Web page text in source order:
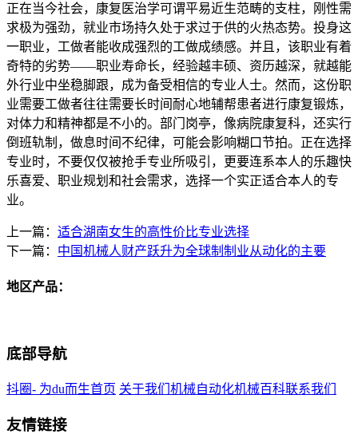
正在当今社会，康复医治学可谓平易近生范畴的支柱，刚性需
求极为强劲，就业市场持久处于求过于供的火热态势。投身这
一职业，工做者能收成强烈的工做成绩感。并且，该职业有着
奇特的劣势——职业寿命长，经验越丰硕、资历越深，就越能
外行业中坐稳脚跟，成为备受相信的专业人士。然而，这份职
业需要工做者往往需要长时间耐心地辅帮患者进行康复锻炼，
对体力和精神都是不小的。部门岗亭，像病院康复科，还实行
倒班轨制，做息时间不纪律，可能会影响糊口节拍。正在选择
专业时，不要仅仅被抢手专业所吸引，更要连系本人的乐趣快
乐喜爱、职业规划和社会需求，选择一个实正适合本人的专
业。
上一篇： 适合湖南女生的高性价比专业选择
下一篇： 中国机械人财产跃升为全球制制业从动化的主要
地区产品：
底部导航
抖圈- 为du而生首页 关于我们 机械自动化机械百科联系我们
友情链接